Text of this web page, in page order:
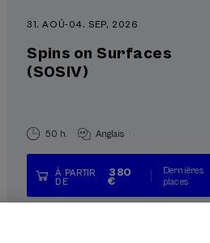
31. AOÛ-04. SEP, 2026
Spins on Surfaces
(S0SIV)
50 h. Anglais .
À PARTIR
DE
380
€
Dernières
places
Gratuit
Période
terminée